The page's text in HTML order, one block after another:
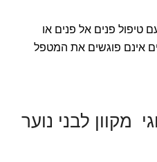
עם טיפול פנים אל פנים או
אינם פוגשים את המטפל
מקוון לבני נוער